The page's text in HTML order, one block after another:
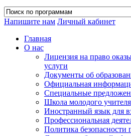
Напишите нам Личный кабинет
Главная
О нас
Лицензия на право
услуги
Документы об
Официальная
Специальные
Школа молодого учителя
Иностранный язык для
Профессиональная
Политика безопасности